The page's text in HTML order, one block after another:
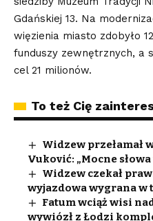
Gdańskiej 13. Na
więzienia miasto zdobyło
funduszy zewnętrznych, a
cel 21 milionów.
To też Cię
Widzew przełamał
Vuković: „Mocne
Widzew czekał
wyjazdowa wygrana w
Fatum wciąż wisi
wywiózł z Łodzi